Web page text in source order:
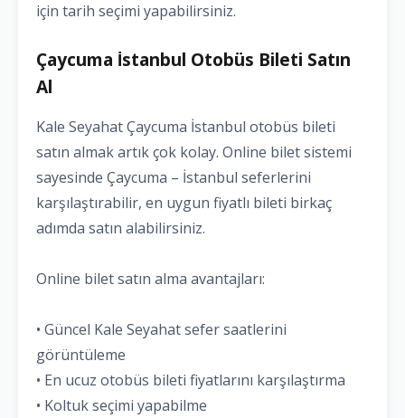
için tarih seçimi yapabilirsiniz.
Çaycuma İstanbul Otobüs Bileti Satın
Al
Kale Seyahat Çaycuma İstanbul otobüs bileti
satın almak artık çok kolay. Online bilet sistemi
sayesinde Çaycuma – İstanbul seferlerini
karşılaştırabilir, en uygun fiyatlı bileti birkaç
adımda satın alabilirsiniz.
Online bilet satın alma avantajları:
• Güncel Kale Seyahat sefer saatlerini
görüntüleme
• En ucuz otobüs bileti fiyatlarını karşılaştırma
• Koltuk seçimi yapabilme